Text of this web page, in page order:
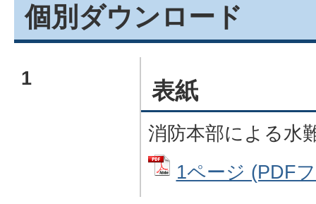
個別ダウンロード
1 表紙
消防本部による水
1ページ (PDF